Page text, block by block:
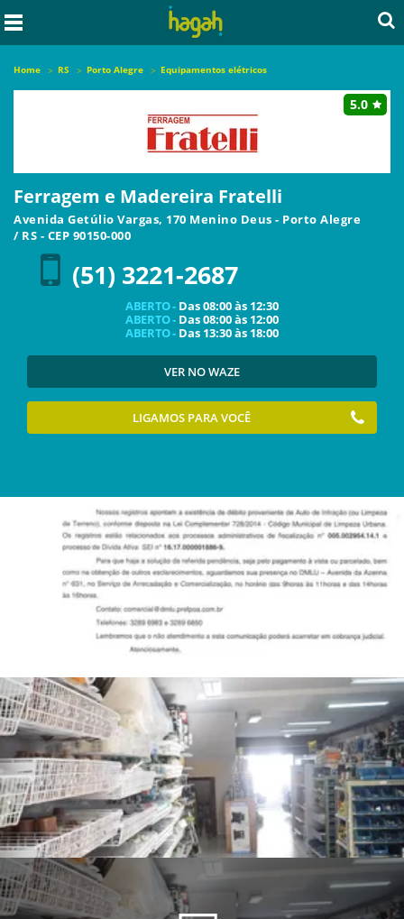
Home RS Porto Alegre Equipamentos elétricos
5.0
Ferragem e Madereira Fratelli
Avenida Getúlio Vargas, 170 Menino Deus - Porto Alegre
/ RS - CEP 90150-000
(51) 3221-2687
ABERTO - Das08:00às 12:30
ABERTO - Das08:00às 12:00
ABERTO - Das 13:30às 18:00
VER NO WAZE
LIGAMOS PARA VOCÊ